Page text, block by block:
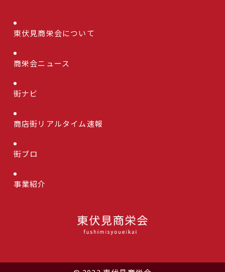
東伏見商栄会について
商栄会ニュース
街ナビ
商店街リアルタイム速報
街ブロ
事業紹介